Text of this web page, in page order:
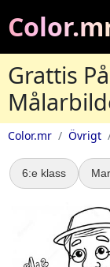
Grattis
Color.mr Övrigt
6:e klass